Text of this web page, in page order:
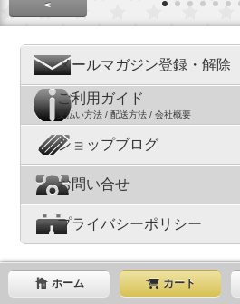
<
メールマガジン登録・解除
ご利用ガイド
支払い方法 / 配送方法 / 会社概要
ショップブログ
お問い合せ
プライバシーポリシー
ホーム カート